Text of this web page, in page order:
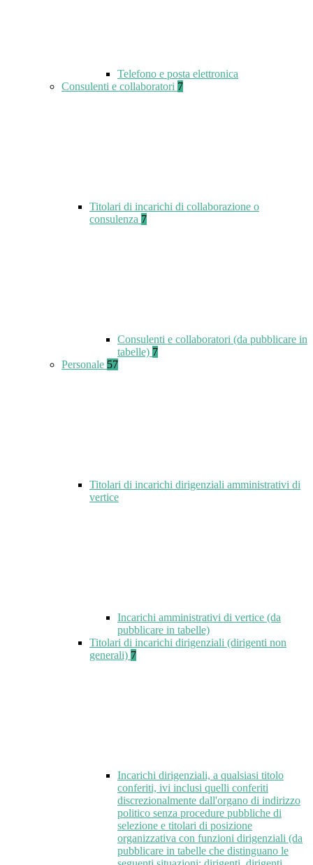
Telefono e posta elettronica
Consulenti e collaboratori 7
Titolari di incarichi di collaborazione o
consulenza 7
Consulenti e collaboratori (da pubblicare in
tabelle) 7
Personale 57
Titolari di incarichi dirigenziali amministrativi di
vertice
Incarichi amministrativi di vertice (da
pubblicare in tabelle)
Titolari di incarichi dirigenziali (dirigenti non
generali) 7
Incarichi dirigenziali, a qualsiasi titolo
conferiti, ivi inclusi quelli conferiti
discrezionalmente dall'organo di indirizzo
politico senza procedure pubbliche di
selezione e titolari di posizione
organizzativa con funzioni dirigenziali (da
pubblicare in tabelle che distinguano le